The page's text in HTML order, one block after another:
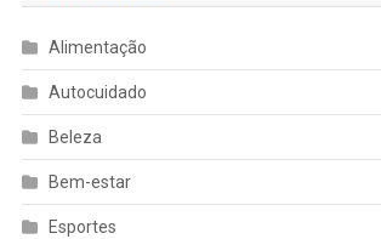
Alimentação
Autocuidado
Beleza
Bem-estar
Esportes